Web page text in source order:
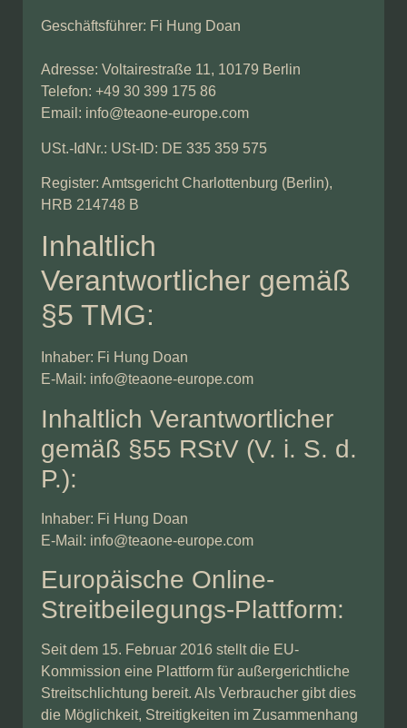
Geschäftsführer: Fi Hung Doan
Adresse: Voltairestraße 11, 10179 Berlin
Telefon: +49 30 399 175 86
Email: info@teaone-europe.com
USt.-IdNr.: USt-ID: DE 335 359 575
Register: Amtsgericht Charlottenburg (Berlin),
HRB 214748 B
Inhaltlich
Verantwortlicher gemäß
§5 TMG:
Inhaber: Fi Hung Doan
E-Mail: info@teaone-europe.com
Inhaltlich Verantwortlicher
gemäß §55 RStV (V. i. S. d.
P.):
Inhaber: Fi Hung Doan
E-Mail: info@teaone-europe.com
Europäische Online-
Streitbeilegungs-Plattform:
Seit dem 15. Februar 2016 stellt die EU-
Kommission eine Plattform für außergerichtliche
Streitschlichtung bereit. Als Verbraucher gibt dies
die Möglichkeit, Streitigkeiten im Zusammenhang